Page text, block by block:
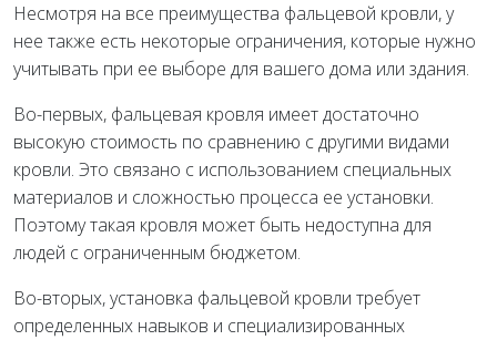
Несмотря на все преимущества фальцевой кровли, у
нее также есть некоторые ограничения, которые нужно
учитывать при ее выборе для вашего дома или здания.
Во-первых, фальцевая кровля имеет достаточно
высокую стоимость по сравнению с другими видами
кровли. Это связано с использованием специальных
материалов и сложностью процесса ее установки.
Поэтому такая кровля может быть недоступна для
людей с ограниченным бюджетом.
Во-вторых, установка фальцевой кровли требует
определенных навыков и специализированных